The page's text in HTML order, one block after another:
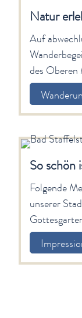
So schön
Folgende
unserer
online